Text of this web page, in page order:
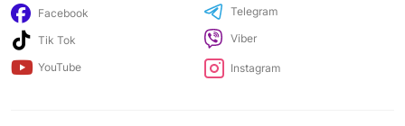
Facebook
Tik Tok
YouTube
Telegram
Viber
Instagram